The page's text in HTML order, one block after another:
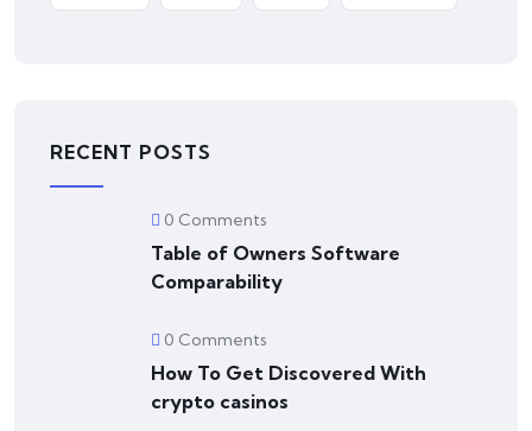
RECENT POSTS
0 Comments
Table of Owners Software
Comparability
0 Comments
How To Get Discovered With
crypto casinos